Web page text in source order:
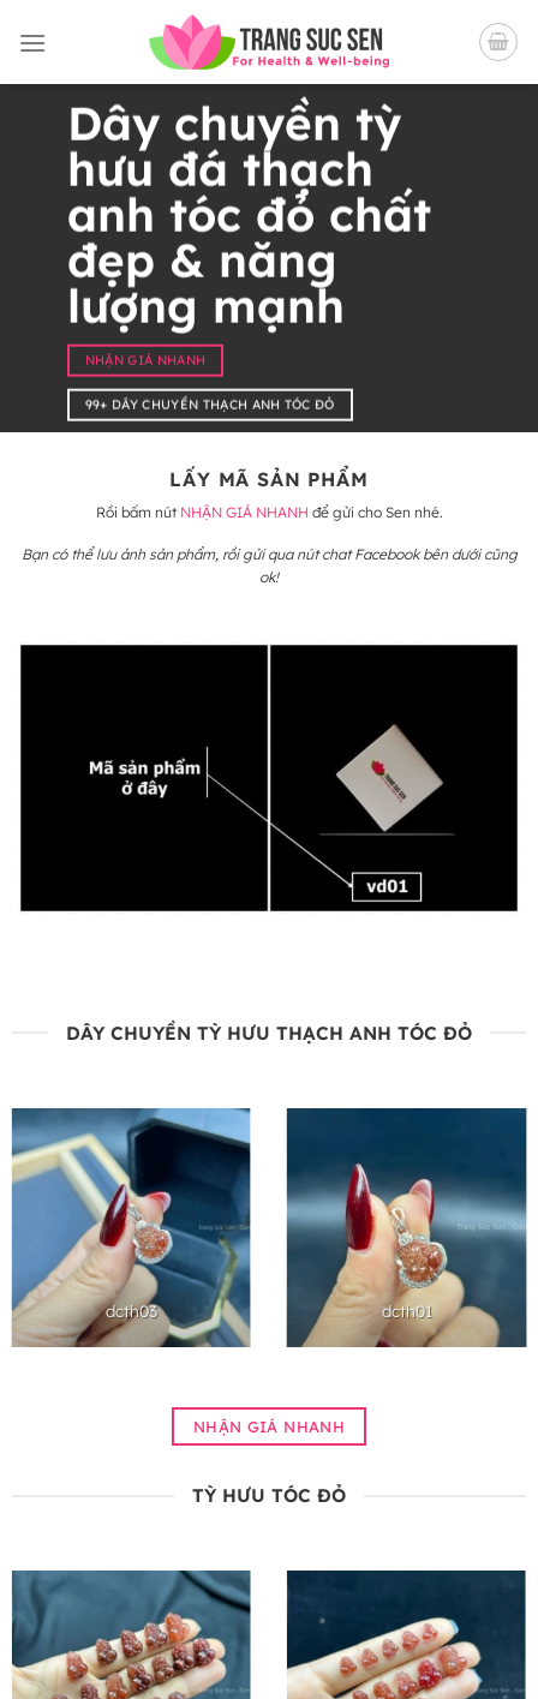
qua
Dây chuyền tỳ
hưu đá thạch
anh tóc đỏ chất
đẹp & năng
lượng mạnh
NHẬN GIÁ NHANH
99+ DÂY CHUYỀN THẠCH ANH TÓC ĐỎ
LẤY MÃ SẢN PHẨM
Rồi bấm nút NHẬN GIÁ NHANH để gửi cho Sen nhé.
Bạn có thể lưu ảnh sản phẩm, rồi gửi qua nút chat Facebook bên dưới cũng
ok!
DÂY CHUYỀN TỲ HƯU THẠCH ANH TÓC ĐỎ
dcth03 dcth01
NHẬN GIÁ NHANH
TỲ HƯU TÓC ĐỎ